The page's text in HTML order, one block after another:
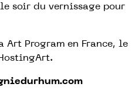
soir du vernissage pour
Art Program en France, le